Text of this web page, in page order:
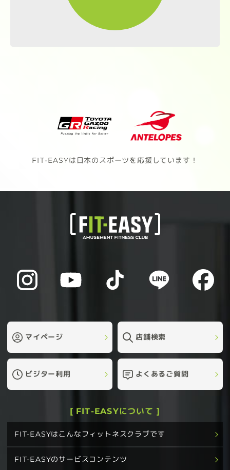
FIT-EASYは日本のスポーツを応援しています！
マイページ 店舗検索
ビジター利用 よくあるご質問
[ FIT-EASYについて ]
FIT-EASYはこんなフィットネスクラブです
FIT-EASYのサービスコンテンツ